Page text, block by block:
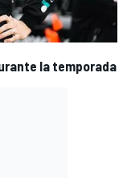
la temporada